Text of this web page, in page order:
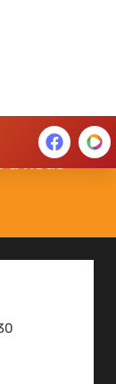
à nous